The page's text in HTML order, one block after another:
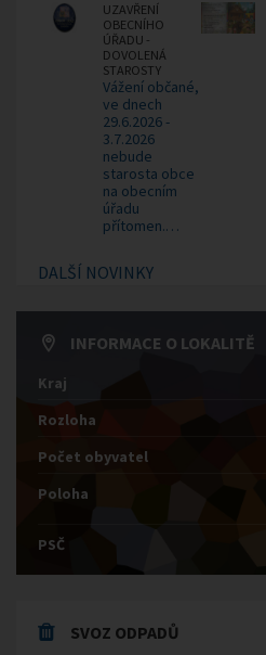
UZAVŘENÍ
OBECNÍHO
ÚŘADU -
DOVOLENÁ
STAROSTY
Vážení občané,
ve dnech
29.6.2026 -
3.7.2026
nebude
starosta obce
na obecním
úřadu
přítomen.…
DALŠÍ NOVINKY
INFORMACE O LOKALITĚ
Kraj
Rozloha
Počet obyvatel
Poloha
PSČ
SVOZ ODPADŮ